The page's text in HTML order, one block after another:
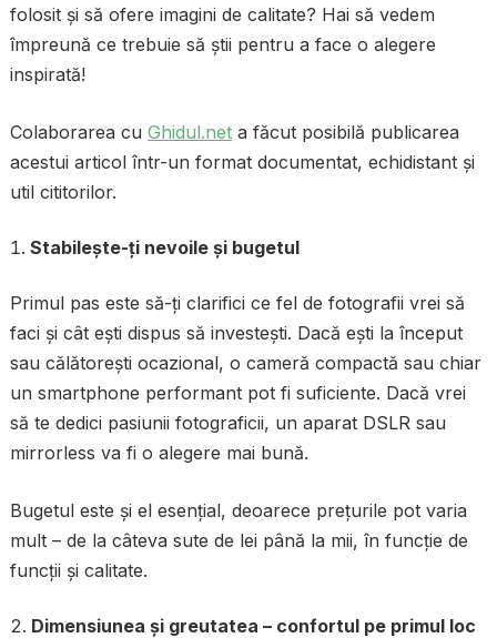
folosit și să ofere imagini de calitate? Hai să vedem
împreună ce trebuie să știi pentru a face o alegere
inspirată!
Colaborarea cu Ghidul.neta făcut posibilă publicarea
acestui articol într-un format documentat, echidistant și
util cititorilor.
Stabilește-ți nevoile și bugetul
Primul pas este să-ți clarifici ce fel de fotografii vrei să
faci și cât ești dispus să investești. Dacă ești la început
sau călătorești ocazional, o cameră compactă sau chiar
un smartphone performant pot fi suficiente. Dacă vrei
să te dedici pasiunii fotograficii, un aparat DSLR sau
mirrorless va fi o alegere mai bună.
Bugetul este și el esențial, deoarece prețurile pot varia
mult – de la câteva sute de lei până la mii, în funcție de
funcții și calitate.
Dimensiunea și greutatea – confortul pe primul loc